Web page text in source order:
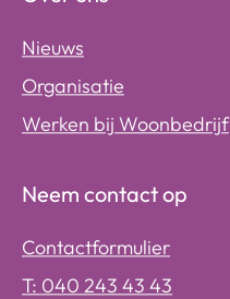
Nieuws
Organisatie
Werken bij Woonbedrijf
Neem contact op
Contactformulier
T: 040 243 43 43